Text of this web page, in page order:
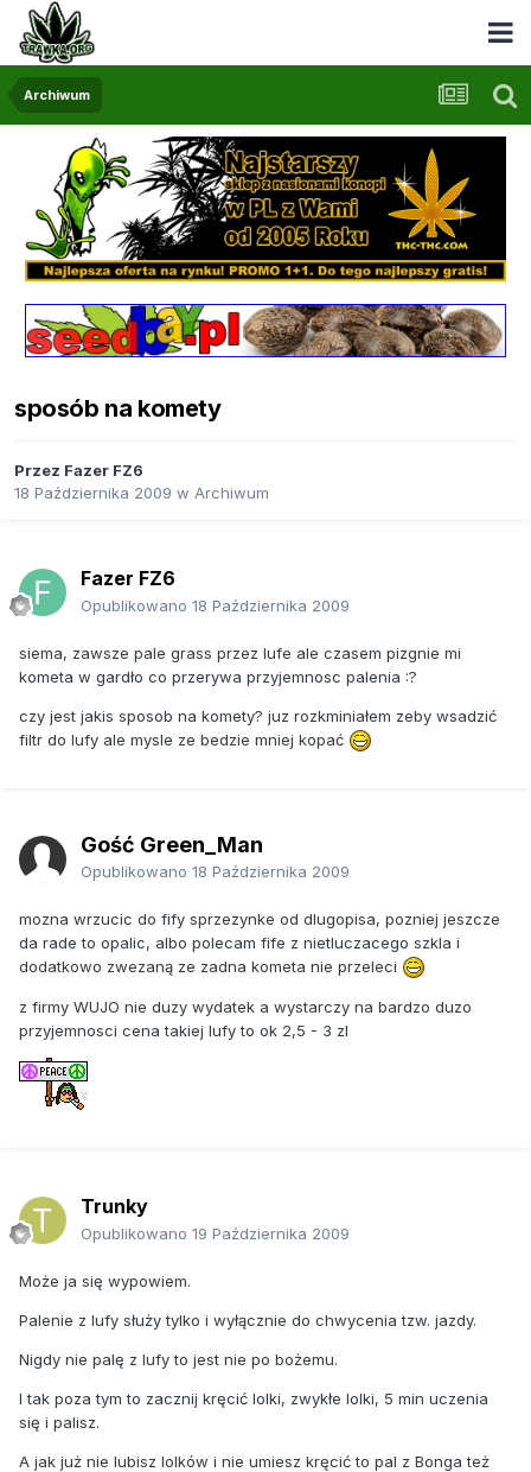
Archiwum
sposób na komety
Przez Fazer FZ6
18 Października 2009 w Archiwum
Fazer FZ6
Opublikowano 18 Października 2009
siema, zawsze pale grass przez lufe ale czasem pizgnie mi
kometa w gardło co przerywa przyjemnosc palenia :?
czy jest jakis sposob na komety? juz rozkminiałem zeby wsadzić
filtr do lufy ale mysle ze bedzie mniej kopać
Gość Green_Man
Opublikowano 18 Października 2009
mozna wrzucic do fify sprzezynke od dlugopisa, pozniej jeszcze
da rade to opalic, albo polecam fife z nietluczacego szkla i
dodatkowo zwezaną ze zadna kometa nie przeleci
z firmy WUJO nie duzy wydatek a wystarczy na bardzo duzo
przyjemnosci cena takiej lufy to ok 2,5 - 3 zl
Trunky
Opublikowano 19 Października 2009
Może ja się wypowiem.
Palenie z lufy służy tylko i wyłącznie do chwycenia tzw. jazdy.
Nigdy nie palę z lufy to jest nie po bożemu.
I tak poza tym to zacznij kręcić lolki, zwykłe lolki, 5 min uczenia
się i palisz.
A jak już nie lubisz lolków i nie umiesz kręcić to pal z Bonga też